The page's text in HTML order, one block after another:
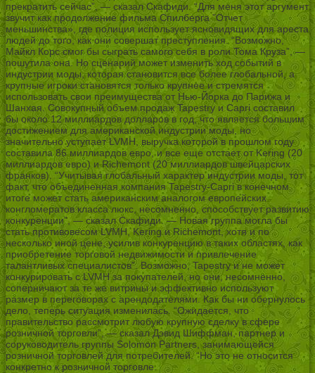
прекратить сейчас”, — сказал Скафиди. “Для меня этот аргумент
звучит как продолжение фильма Спилберга ”Отчет
меньшинства», где полиция использует ясновидящих для ареста
людей до того, как они совершат преступления. “Возможно,
Майкл Корс смог бы сыграть самого себя в роли Тома Круза”, —
пошутила она. Но сценарий может изменить ход событий в
индустрии моды, которая становится все более глобальной, а
крупные игроки становятся только крупнее и стремятся
использовать свои преимущества от Нью-Йорка до Парижа и
Шанхая. Совокупный объем продаж Tapestry и Capri составил
бы около 12 миллиардов долларов в год, что является большим
достижением для американской индустрии моды, но
значительно уступает LVMH, выручка которой в прошлом году
составила 86 миллиардов евро, и все еще отстает от Kering (20
миллиардов евро) и Richemont (20 миллиардов швейцарских
франков). “Учитывая глобальный характер индустрии моды, тот
факт, что объединенная компания Tapestry-Capri в конечном
итоге может стать американским аналогом европейских
конгломератов класса люкс, несомненно, способствует развитию
конкуренции”, — сказал Скафиди. — Новая группа могла бы
стать противовесом LVMH, Kering и Richemont, хотя и по
несколько иной цене, усилив конкуренцию в таких областях, как
приобретение торговой недвижимости и привлечение
талантливых специалистов”. Возможно, Tapestry и не может
конкурировать с LVMH за покупателей, но они, несомненно,
соперничают за те же витрины и эффективно используют
размер в переговорах с арендодателями. Как бы ни обернулось
дело, теперь ситуация изменилась. “Ожидается, что
правительство рассмотрит любую крупную сделку в сфере
розничной торговли”, — сказал Дэвид Шиффман, партнер и
соруководитель группы Solomon Partners, занимающейся
розничной торговлей для потребителей. “Но это не относится
конкретно к розничной торговле.